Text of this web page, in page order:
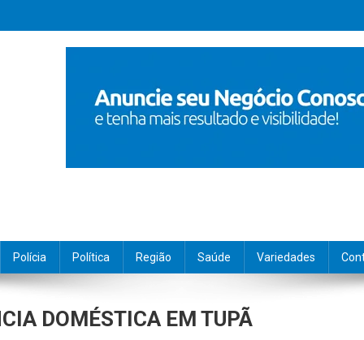
Polícia Política Região Saúde Variedades
DOMÉSTICA EM TUPÃ